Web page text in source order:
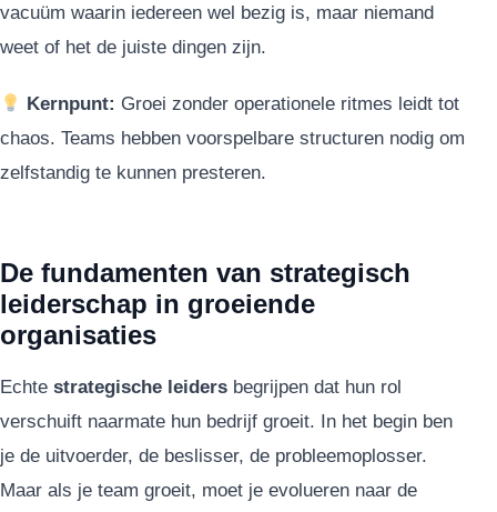
vacuüm waarin iedereen wel bezig is, maar niemand
weet of het de juiste dingen zijn.
Kernpunt: Groei zonder operationele ritmes leidt tot
chaos. Teams hebben voorspelbare structuren nodig om
zelfstandig te kunnen presteren.
De fundamenten van strategisch
leiderschap in groeiende
organisaties
Echte strategische leiders begrijpen dat hun rol
verschuift naarmate hun bedrijf groeit. In het begin ben
je de uitvoerder, de beslisser, de probleemoplosser.
Maar als je team groeit, moet je evolueren naar de